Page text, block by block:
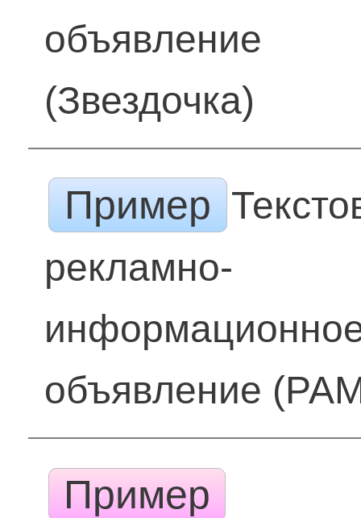
объявление
(Звездочка)
Пример
рекламно-
объявление
Пример